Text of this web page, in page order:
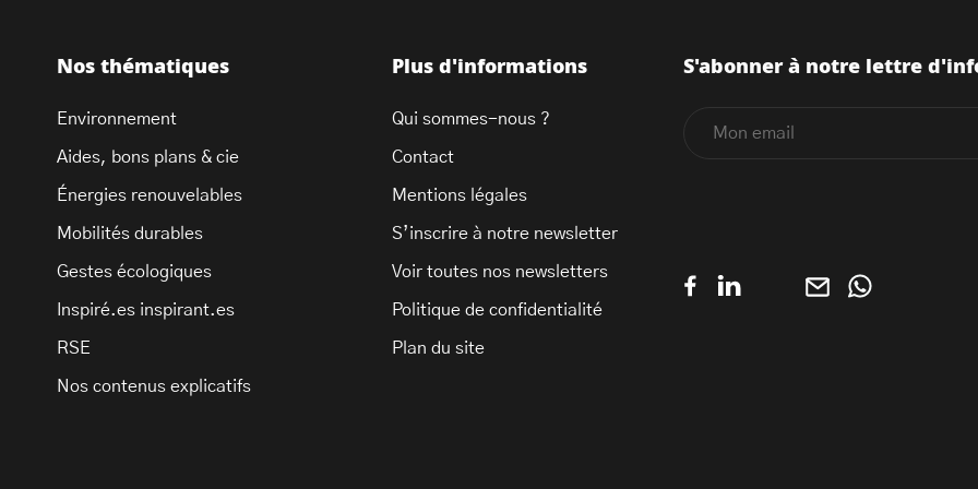
Nos thématiques
Environnement
Aides, bons plans & cie
Énergies renouvelables
Mobilités durables
Gestes écologiques
Inspiré.es inspirant.es
RSE
Nos contenus explicatifs
Plus d'informations
Qui sommes-nous ?
Contact
Mentions légales
S’inscrire à notre newsletter
Voir toutes nos newsletters
Politique de confidentialité
Plan du site
S'abonner à notre lettre